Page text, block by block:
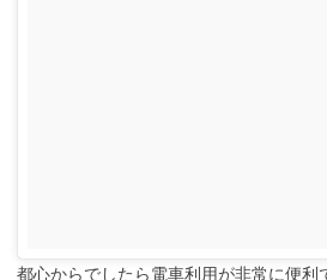
都心からでしたら電車利用が非常に便利